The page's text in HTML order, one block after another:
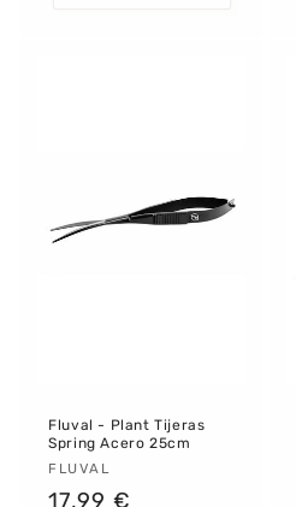
Fluval - Plant Tijeras
Spring Acero 25cm
Proveedor:
FLUVAL
Precio
17,99 €